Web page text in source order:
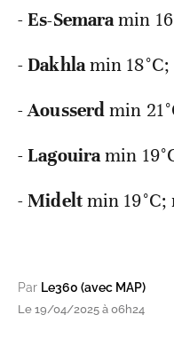
-Es-Semaramin
-Dakhlamin 18°C;
-Aousserdmin
-Lagouiramin
-Mideltmin 19°C;
Par Le360 (avec MAP)
Le 19/04/2025 à 06h24